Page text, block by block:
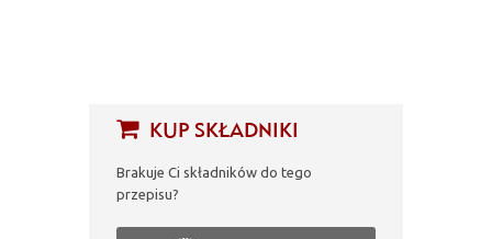
KUP SKŁADNIKI
Brakuje Ci składników do tego
przepisu?